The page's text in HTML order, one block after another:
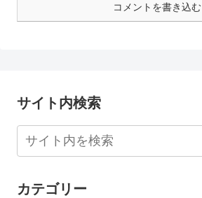
コメントを書き込む
サイト内検索
カテゴリー